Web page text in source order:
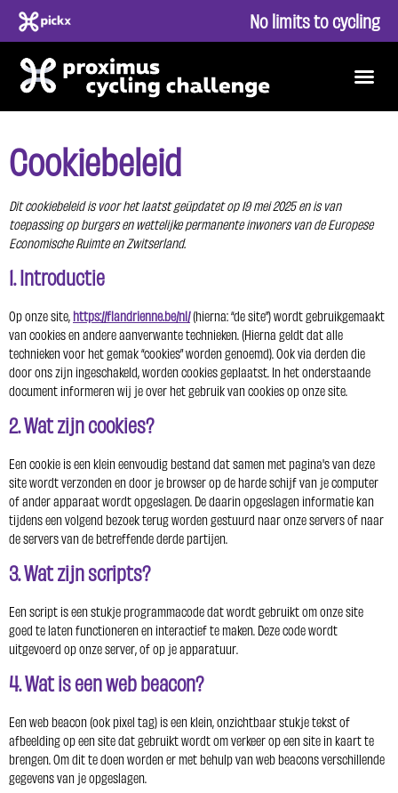
No limits to cycling
Cookiebeleid
Dit cookiebeleid is voor het laatst geüpdatet op 19 mei 2025 en is van
toepassing op burgers en wettelijke permanente inwoners van de Europese
Economische Ruimte en Zwitserland.
1. Introductie
Op onze site, https://flandrienne.be/nl/(hierna: “de site”) wordt gebruikgemaakt
van cookies en andere aanverwante technieken. (Hierna geldt dat alle
technieken voor het gemak “cookies” worden genoemd). Ook via derden die
door ons zijn ingeschakeld, worden cookies geplaatst. In het onderstaande
document informeren wij je over het gebruik van cookies op onze site.
2. Wat zijn cookies?
Een cookie is een klein eenvoudig bestand dat samen met pagina's van deze
site wordt verzonden en door je browser op de harde schijf van je computer
of ander apparaat wordt opgeslagen. De daarin opgeslagen informatie kan
tijdens een volgend bezoek terug worden gestuurd naar onze servers of naar
de servers van de betreffende derde partijen.
3. Wat zijn scripts?
Een script is een stukje programmacode dat wordt gebruikt om onze site
goed te laten functioneren en interactief te maken. Deze code wordt
uitgevoerd op onze server, of op je apparatuur.
4. Wat is een web beacon?
Een web beacon (ook pixel tag) is een klein, onzichtbaar stukje tekst of
afbeelding op een site dat gebruikt wordt om verkeer op een site in kaart te
brengen. Om dit te doen worden er met behulp van web beacons verschillende
gegevens van je opgeslagen.